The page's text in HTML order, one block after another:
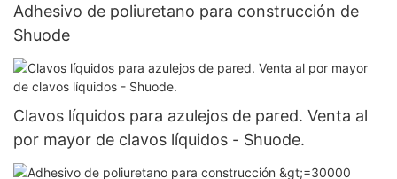
Adhesivo de poliuretano para construcción de
Shuode
Clavos líquidos para azulejos de pared. Venta al
por mayor de clavos líquidos - Shuode.